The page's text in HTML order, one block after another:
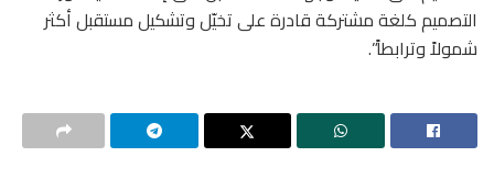
التصميم كلغة مشتركة قادرة على تخيّل وتشكيل مستقبل أكثر
شمولاً وترابطاً”.